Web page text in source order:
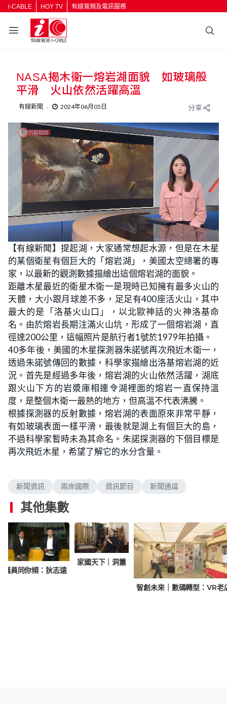
i-CABLE HOY TV 有線寬頻及電訊服務
NASA揭木衛一熔岩湖面貌 如玻璃般
平滑 火山依然活躍高溫
有線新聞 2024年06月05日 分享
n
m
t
e
o
a
d
e
d
:
3
.
7
0
%
【有線新聞】提起湖，大家通常想起水源，但是在木星
的某個衛星有個巨大的「熔岩湖」，美國太空總署的專
家，以最新的觀測數據描繪出這個熔岩湖的面貌。
距離木星最近的衛星木衛一是現時已知擁有最多火山的
天體，大小跟月球差不多，足足有400座活火山，其中
最大的是「洛基火山口」，以北歐神話的火神洛基命
名。由於熔岩長期注滿火山坑，形成了一個熔岩湖，直
徑達200公里，這幅照片是航行者1號於1979年拍攝。
40多年後，美國的木星探測器朱諾號再次飛近木衛一，
透過朱諾號傳回的數據，科學家描繪出洛基熔岩湖的近
況。首先是經過多年後，熔岩湖的火山依然活躍，湖底
跟火山下方的岩漿庫相連令湖裡面的熔岩一直保持溫
度，是整個木衛一最熱的地方，但高溫不代表沸騰。
根據探測器的反射數據，熔岩湖的表面原來非常平靜，
有如玻璃表面一樣平滑，最後就是湖上有個巨大的島，
不過科學家暫時未為其命名。朱諾探測器的下個目標是
再次飛近木星，希望了解它的水分含量。
新聞資訊 兩岸國際 資訊節目 新聞通識
其他集數
議員同你傾：狄志遠
家國天下｜洞簫
智創未來｜數碼轉型：VR老